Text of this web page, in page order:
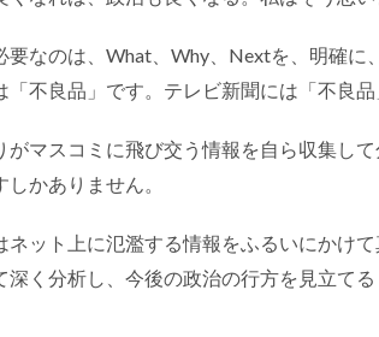
要なのは、What、Why、Nextを、明確に
「不良品」です。テレビ新聞には「不良品
がマスコミに飛び交う情報を自ら収集し
かありません。
ネット上に氾濫する情報をふるいにかけ
深く分析し、今後の政治の行方を見立て